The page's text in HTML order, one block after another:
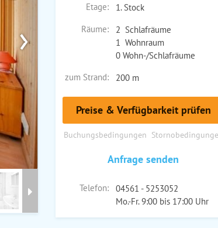
›
Etage:
1. Stock
Räume:
2 Schlafräume
1 Wohnraum
0 Wohn-/Schlafräume
zum Strand:
200 m
Preise & Verfügbarkeit prüfen
Buchungsbedingungen
Anfrage senden
Telefon:
04561 - 5253052
Mo.-Fr. 9:00 bis 17:00 Uhr